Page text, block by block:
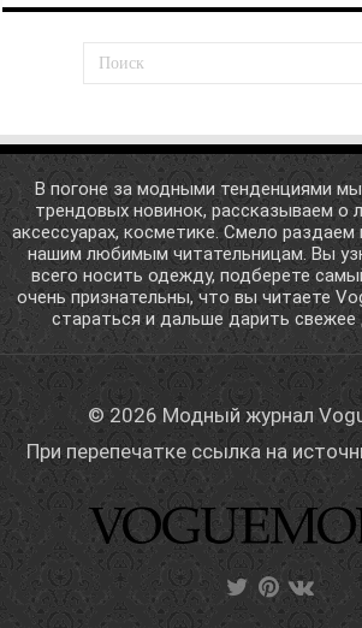
В погоне за модными тенденциями
трендовых новинок, рассказываем
аксессуарах, косметике. Смело
нашим любимым читательницам. Вы
всего носить одежду, подберете
очень признательны, что вы читаете
стараться и дальше дарить
© 2026 Модный журнал
При перепечатке ссылка на